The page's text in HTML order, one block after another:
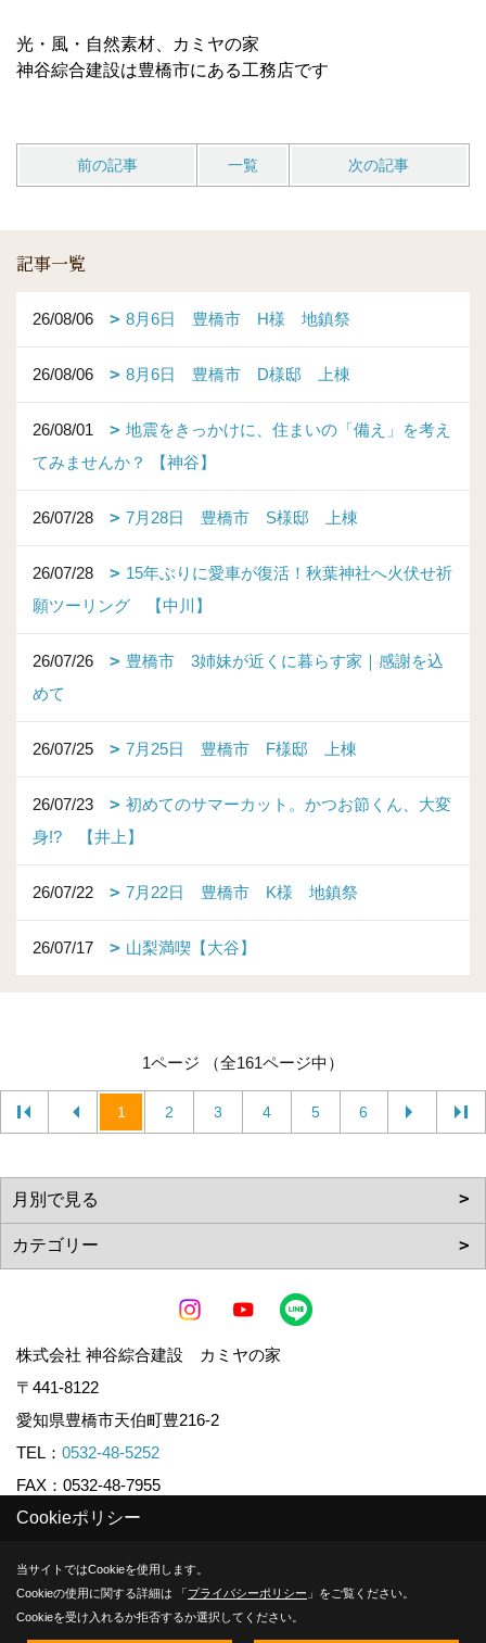
光・風・自然素材、カミヤの家
神谷綜合建設は豊橋市にある工務店です
前の記事 一覧 次の記事
記事一覧
26/08/06 8月6日 豊橋市 H様 地鎮祭
26/08/06 8月6日 豊橋市 D様邸 上棟
26/08/01
地震をきっかけに、住まいの「備え」を考え
てみませんか？ 【神谷】
26/07/28 7月28日 豊橋市 S様邸 上棟
26/07/28
15年ぶりに愛車が復活！秋葉神社へ火伏せ祈
願ツーリング 【中川】
26/07/26
豊橋市 3姉妹が近くに暮らす家｜感謝を込
めて
26/07/25 7月25日 豊橋市 F様邸 上棟
26/07/23
初めてのサマーカット。かつお節くん、大変
身!? 【井上】
26/07/22 7月22日 豊橋市 K様 地鎮祭
26/07/17 山梨満喫【大谷】
1ページ （全161ページ中）
1 2 3 4 5 6
株式会社 神谷綜合建設 カミヤの家
〒441-8122
愛知県豊橋市天伯町豊216-2
TEL： 0532-48-5252
FAX：0532-48-7955
Copyright (c) KAMIYA CO.,LTD. All Rights Reserved.
Produced byゴデスクリエイト
Cookieポリシー
当サイトではCookieを使用します。
Cookieの使用に関する詳細は 「プライバシーポリシー 」をご覧ください。
Cookieを受け入れるか拒否するか選択してください。